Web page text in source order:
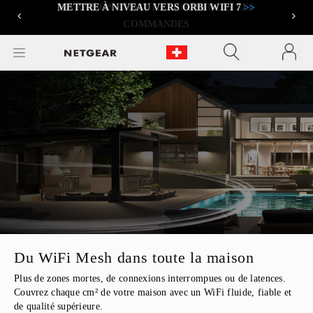
Du WiFi Mesh dans toute la maison
Plus de zones mortes, de connexions interrompues ou de latences.
Couvrez chaque cm² de votre maison avec un WiFi fluide, fiable et
de qualité supérieure.